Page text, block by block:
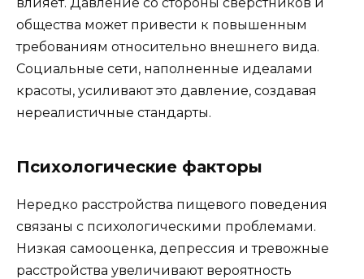
общества может привести к повышенным
требованиям относительно внешнего вида.
Социальные сети, наполненные идеалами
красоты, усиливают это давление, создавая
нереалистичные стандарты.
Психологические факторы
Нередко расстройства пищевого поведения
связаны с психологическими проблемами.
Низкая самооценка, депрессия и тревожные
расстройства увеличивают вероятность